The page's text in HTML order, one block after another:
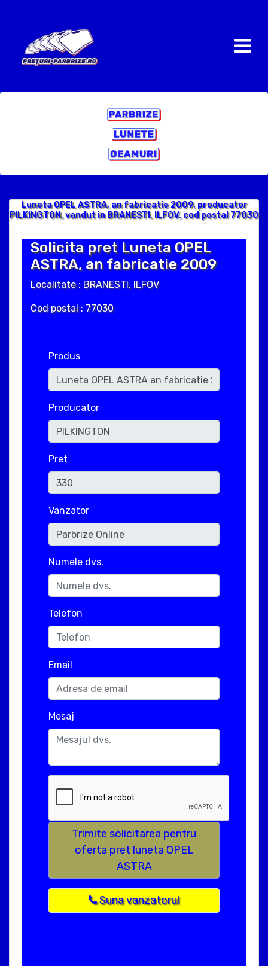
Luneta OPEL ASTRA, an fabricatie 2009, producator
PILKINGTON, vandut in BRANESTI, ILFOV, cod postal 77030
Solicita pret Luneta OPEL
ASTRA, an fabricatie 2009
Localitate : BRANESTI, ILFOV
Cod postal : 77030
Produs
Producator
Pret
Vanzator
Numele dvs.
Telefon
Email
Mesaj
Trimite solicitarea pentru
oferta pret luneta OPEL
ASTRA
Suna vanzatorul